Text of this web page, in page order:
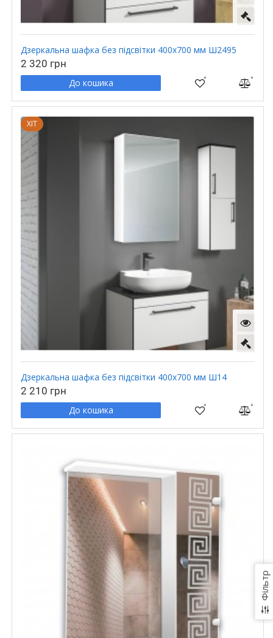
Фільтр
Дзеркальна шафка без підсвітки 400х700 мм Ш2495
2 320 грн
До кошика
ХІТ
Дзеркальна шафка без підсвітки 400х700 мм Ш14
2 210 грн
До кошика